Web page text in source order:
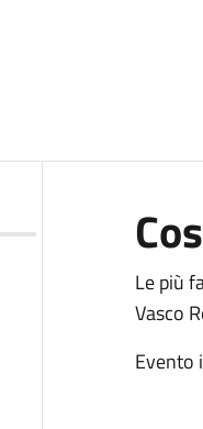
Le più
Vasco
Evento